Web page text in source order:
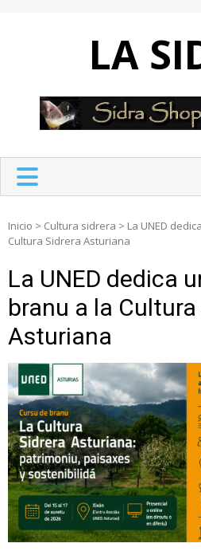
LA
Inicio > Cultura sidrera > La UNED
Cultura Sidrera Asturiana
La UNED dedica
branu a la
Asturiana